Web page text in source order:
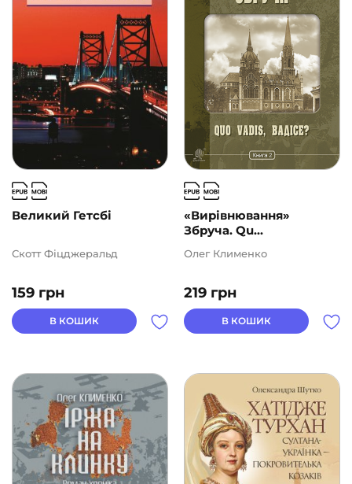
Подарункові сертифікати
ВИДАВНИЦТВА
АВТОРИ
ЦІНА
2
Великий Гетсбі
159 грн
Скотт Фіцджеральд
В КОШИК
«Вирівнювання»
Збруча. Qu...
219 грн
Олег Клименко
В КОШИК